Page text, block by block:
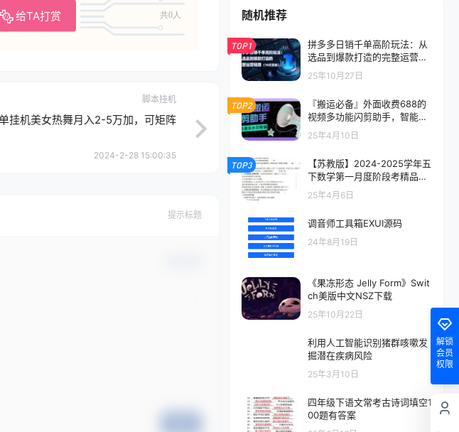
给TA打赏 共0人
脚本挂机
挂机美女热舞月入2-5万加，可矩阵
2024-2-28 15:00:35
提示标题
随机推荐
TOP1
拼多多日销千单高阶玩法：从
选品到爆款打造的完整运营链
路(10月更新
25年10月27日
TOP2
『搬运必备』外面收费688的
视频多功能闪剪助手，智能去
重去水印一键剪辑『剪辑软件
+使用教程』
25年4月10日
TOP3
【苏教版】2024-2025学年五
下数学第一月度阶段考精品测
验卷
25年4月6日
调音师工具箱EXUI源码
24年8月19日
《果冻形态 Jelly Form》Swit
ch美版中文NSZ下载
25年10月22日
利用人工智能识别猪群咳嗽发
掘潜在疾病风险
25年3月10日
四年级下语文常考古诗词填空1
00题有答案
解锁
会员
权限